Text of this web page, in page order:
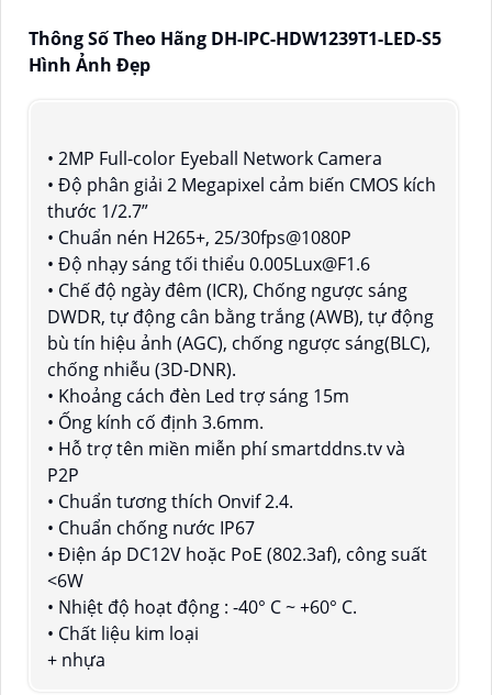
Thông Số Theo Hãng DH-IPC-HDW1239T1-LED-S5
Hình Ảnh Đẹp
• 2MP Full-color Eyeball Network Camera
• Độ phân giải 2 Megapixel cảm biến CMOS kích
thước 1/2.7”
• Chuẩn nén H265+, 25/30fps@1080P
• Độ nhạy sáng tối thiểu 0.005Lux@F1.6
• Chế độ ngày đêm (ICR), Chống ngược sáng
DWDR, tự động cân bằng trắng (AWB), tự động
bù tín hiệu ảnh (AGC), chống ngược sáng(BLC),
chống nhiễu (3D-DNR).
• Khoảng cách đèn Led trợ sáng 15m
• Ống kính cố định 3.6mm.
• Hỗ trợ tên miền miễn phí smartddns.tv và
P2P
• Chuẩn tương thích Onvif 2.4.
• Chuẩn chống nước IP67
• Điện áp DC12V hoặc PoE (802.3af), công suất
<6W
• Nhiệt độ hoạt động : -40° C ~ +60° C.
• Chất liệu kim loại
+ nhựa